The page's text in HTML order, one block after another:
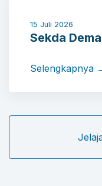
15 Juli 2026
Sekda
Selengkapnya